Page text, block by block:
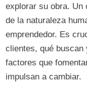
explorar su obra. Un
de la naturaleza
emprendedor. Es
clientes, qué
factores que
impulsan a cambiar.